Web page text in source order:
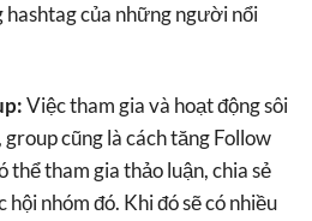
hashtag của những người nổi
Việc tham gia và hoạt động sôi
cũng là cách tăng Follow
thể tham gia thảo luận, chia sẻ
hội nhóm đó. Khi đó sẽ có nhiều